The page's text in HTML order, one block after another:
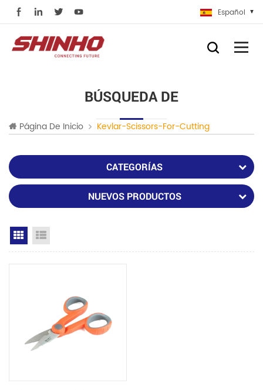
Español
BÚSQUEDA DE
Página De Inicio Kevlar-Scissors-For-Cutting
CATEGORÍAS
NUEVOS PRODUCTOS
Grid View